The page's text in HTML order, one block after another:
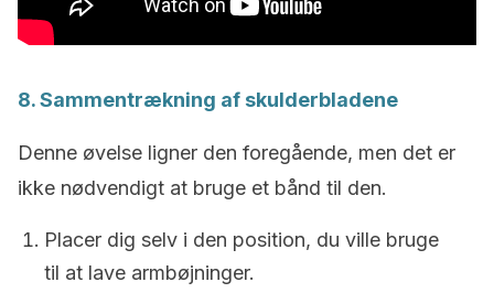
8. Sammentrækning af skulderbladene
Denne øvelse ligner den foregående, men det er
ikke nødvendigt at bruge et bånd til den.
Placer dig selv i den position, du ville bruge
til at lave armbøjninger.